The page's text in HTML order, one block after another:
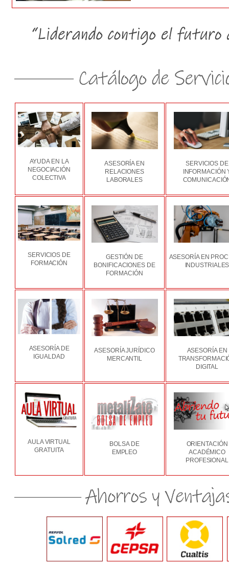
AYUDA EN LA
NEGOCIACIÓN
COLECTIVA
ASESORÍA EN
RELACIONES
LABORALES
SERVICIOS DE
INFORMACIÓN
SERVICIOS DE
FORMACIÓN
GESTIÓN DE
BONIFICACIONES DE
FORMACIÓN
ASESORÍA EN
INDUSTRIALES
ASESORÍA DE
IGUALDAD
ASESORÍA JURÍDICO
MERCANTIL
ASESORÍA EN
DIGITAL
AULA VIRTUAL
GRATUITA
BOLSA DE
EMPLEO
ORIENTACIÓN
ACADÉMICO
PROFESIONAL